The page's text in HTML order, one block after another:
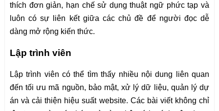
thích đơn giản, hạn chế sử dụng thuật ngữ phức tạp và
luôn có sự liên kết giữa các chủ đề để người đọc dễ
dàng mở rộng kiến thức.
Lập trình viên
Lập trình viên có thể tìm thấy nhiều nội dung liên quan
đến tối ưu mã nguồn, bảo mật, xử lý dữ liệu, quản lý dự
án và cải thiện hiệu suất website. Các bài viết không chỉ